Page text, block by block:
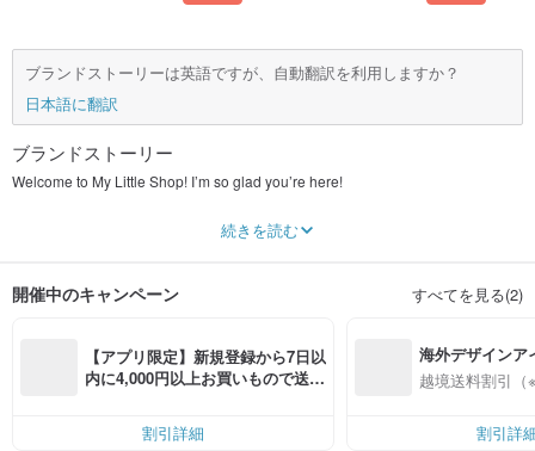
ブランドストーリーは英語ですが、自動翻訳を利用しますか？
日本語に翻訳
ブランドストーリー
Welcome to My Little Shop! I’m so glad you’re here!
My love for art and crafting started at a young age and led me to earn a
Master’s in Fashion Design from Istituto Marangoni, Milano. While fashion has
In this shop, you’ll find my colorful illustrations, handmade treasures, and
I also offer custom commissions, so feel free to reach out with your ideas!
Hope you enjoy your stroll through my shop—have fun and happy browsing!
続きを読む
開催中のキャンペーン すべてを見る(2)
【アプリ限定】新規登録から7日以
内に4,000円以上お買いもので送料
割引詳細
海外デザインア
入
越境送料割引（
割引詳